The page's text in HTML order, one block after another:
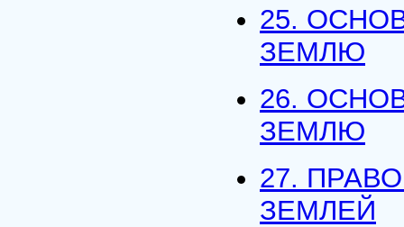
25.
ЗЕМЛЮ
26.
ЗЕМЛЮ
27.
ЗЕМЛЕЙ